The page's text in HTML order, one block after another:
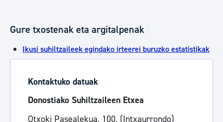
Gure txostenak eta argitalpenak
Ikusi suhiltzaileek egindako irteerei buruzko estatistikak
Kontaktuko datuak
Donostiako Suhiltzaileen Etxea
Otxoki Pasealekua, 100, (Intxaurrondo)